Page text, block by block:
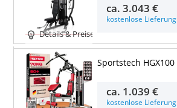
Details & Preise
ca.3.043 €
kostenlose Lieferung
Sportstech HGX100
ca. 1.039 €
kostenlose Lieferung